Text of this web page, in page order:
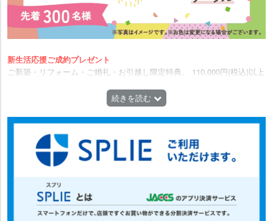
新生活応援ご成約プレゼント
ご新築・リフォーム・ご婚礼・お引越し限定特典。 110,000円(税込)以上
ト!! ※写真はイメージです。お色は変更になる場合がございます。
続きを読む